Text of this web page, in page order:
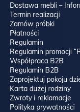
Dostawa mebli –
Termin realizacji
Zamów próbki
Płatności
Regulamin
Regulamin promocji
Współpraca B2B
Regulamin B2B
Zaprojektuj pokoju
Karta dużej rodziny
Zwroty i reklamacje
Polityka prywatności